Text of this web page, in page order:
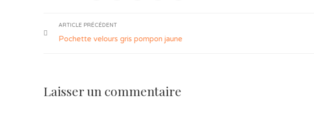
ARTICLE PRÉCÉDENT
Pochette velours gris pompon jaune
Laisser un commentaire